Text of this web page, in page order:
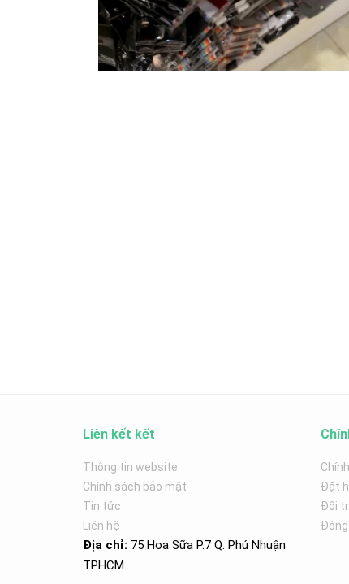
Liên kết kết
Thông tin website
Chính sách bảo mật
Tin tức
Liên hệ
Địa chỉ: 75 Hoa Sữa P.7 Q. Phú Nhuận
TPHCM
Đặt
Đổi
Đóng